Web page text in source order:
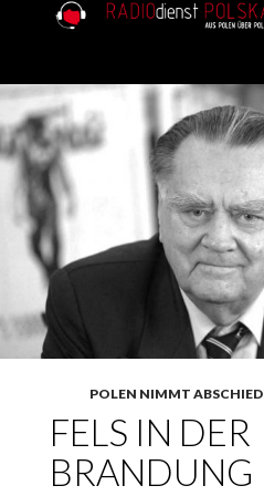
POLEN NIMMT ABSCHIED
FELS IN DER
BRANDUNG